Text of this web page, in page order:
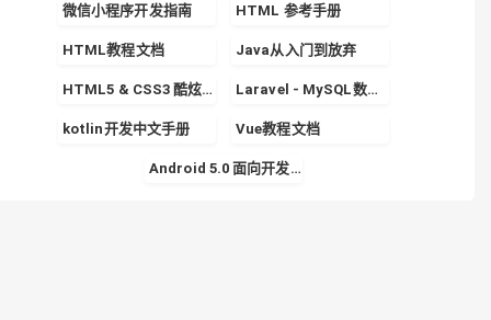
微信小程序开发指南 HTML 参考手册
HTML教程文档 Java从入门到放弃
HTML5 & CSS3 酷炫实战专栏 Laravel - MySQL数据库的使用详解
kotlin开发中文手册 Vue教程文档
Android 5.0 面向开发者的 Material Design